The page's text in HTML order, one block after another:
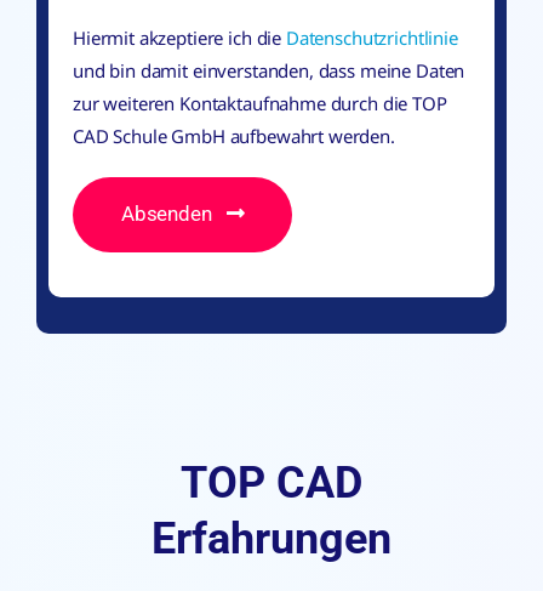
Hiermit akzeptiere ich die Datenschutzrichtlinie
und bin damit einverstanden, dass meine Daten
zur weiteren Kontaktaufnahme durch die TOP
CAD Schule GmbH aufbewahrt werden.
Absenden
TOP CAD
Erfahrungen